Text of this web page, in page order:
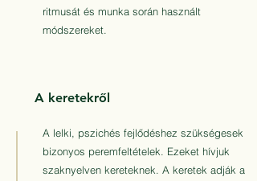
ritmusát és munka során használt
módszereket.
A keretekről
A lelki, pszichés fejlődéshez szükségesek
bizonyos peremfeltételek. Ezeket hívjuk
szaknyelven kereteknek. A keretek adják a